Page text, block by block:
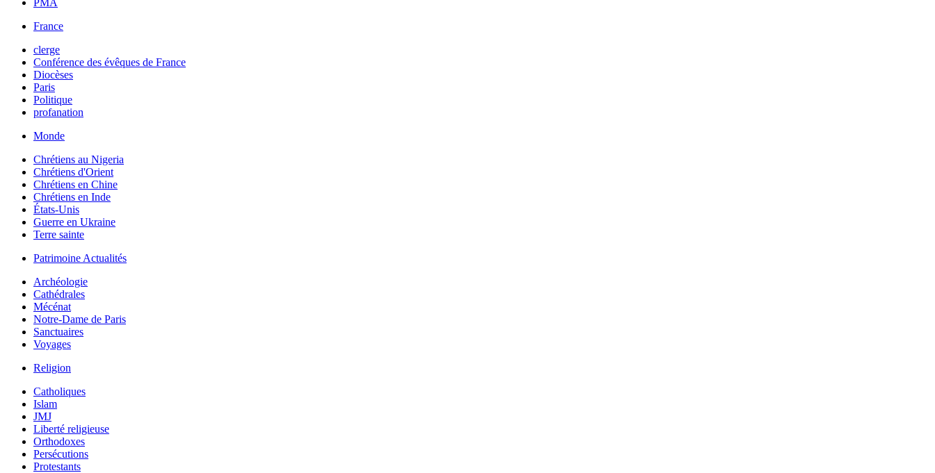
PMA
France
clerge
Conférence des évêques de France
Diocèses
Paris
Politique
profanation
Monde
Chrétiens au Nigeria
Chrétiens d'Orient
Chrétiens en Chine
Chrétiens en Inde
États-Unis
Guerre en Ukraine
Terre sainte
Patrimoine Actualités
Archéologie
Cathédrales
Mécénat
Notre-Dame de Paris
Sanctuaires
Voyages
Religion
Catholiques
Islam
JMJ
Liberté religieuse
Orthodoxes
Persécutions
Protestants